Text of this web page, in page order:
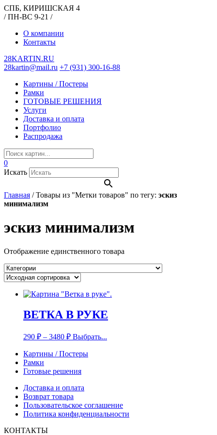
СПБ, КИРИШСКАЯ 4
/ ПН-ВС 9-21 /
О компании
Контакты
28KARTIN.RU
28kartin@mail.ru +7 (931) 300-16-88
Картины / Постеры
Рамки
ГОТОВЫЕ РЕШЕНИЯ
Услуги
Доставка и оплата
Портфолио
Распродажа
0
Искать
Главная /Товары из "Метки товаров" по тегу: эскиз
минимализм
эскиз минимализм
Отображение единственного товара
ВЕТКА В РУКЕ
290 ₽ – 3480 ₽ Выбрать...
Картины / Постеры
Рамки
Готовые решения
Доставка и оплата
Возврат товара
Пользовательское соглашение
Политика конфиденциальности
КОНТАКТЫ